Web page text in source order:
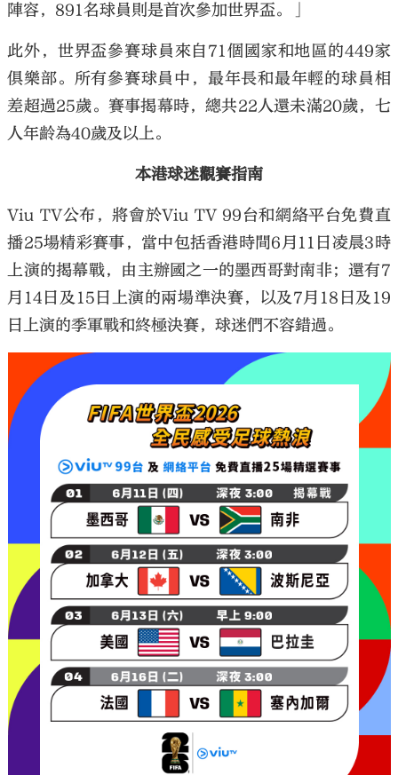
陣容，891名球員則是首次參加世界盃。」
此外，世界盃參賽球員來自71個國家和地區的449家
俱樂部。所有參賽球員中，最年長和最年輕的球員相
差超過25歲。賽事揭幕時，總共22人還未滿20歲，七
人年齡為40歲及以上。
本港球迷觀賽指南
Viu TV公布，將會於Viu TV 99台和網絡平台免費直
播25場精彩賽事，當中包括香港時間6月11日凌晨3時
上演的揭幕戰，由主辦國之一的墨西哥對南非；還有7
月14日及15日上演的兩場準決賽，以及7月18日及19
日上演的季軍戰和終極決賽，球迷們不容錯過。